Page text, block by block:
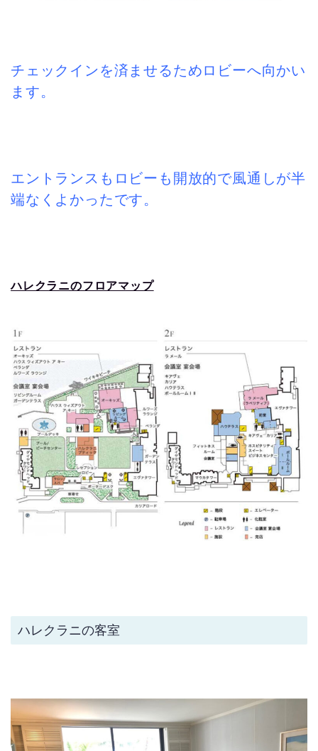
チェックインを済ませるためロビーへ向かい
ます。
エントランスもロビーも開放的で風通しが半
端なくよかったです。
ハレクラニのフロアマップ
ハレクラニの客室